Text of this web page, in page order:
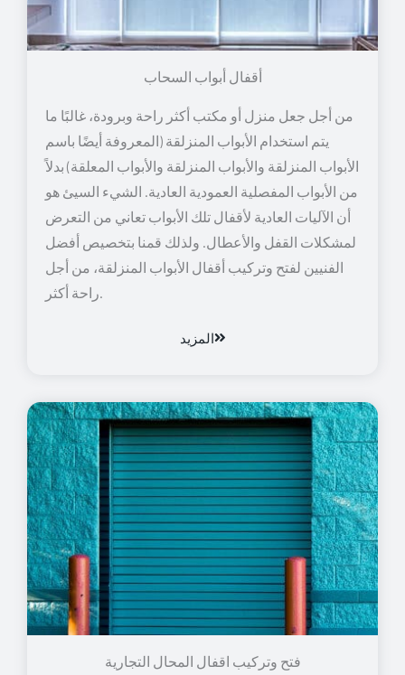
أقفال أبواب السحاب
من أجل جعل منزل أو مكتب أكثر راحة وبرودة، غالبًا ما
يتم استخدام الأبواب المنزلقة (المعروفة أيضًا باسم
الأبواب المنزلقة والأبواب المنزلقة والأبواب المعلقة) بدلاً
من الأبواب المفصلية العمودية العادية. الشيء السيئ هو
أن الآليات العادية لأقفال تلك الأبواب تعاني من التعرض
لمشكلات القفل والأعطال. ولذلك قمنا بتخصيص أفضل
الفنيين لفتح وتركيب أقفال الأبواب المنزلقة، من أجل
راحة أكثر.
المزيد
فتح وتركيب اقفال المحال التجارية